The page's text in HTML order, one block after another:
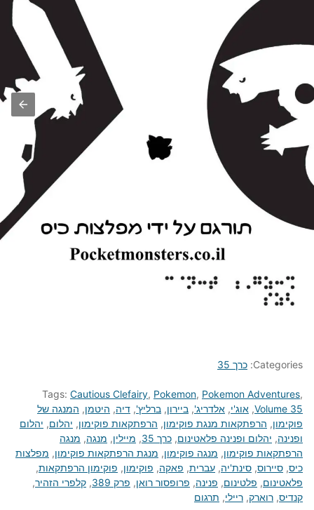
Categories: כרך 35
Tags: Cautious Clefairy, Pokemon, Pokemon Adventures,
Volume 35
, אוג'י, אלדריג', ביירון, ברליץ', דיה, היטמן, המנגה של
פוקימון, הרפתקאות מנגת פוקימון, הרפתקאות פוקימון, יהלום, יהלום
ופנינה, יהלום ופנינה פלאטינום, כרך 35 , מיילין, מנגה, מנגה
הרפתקאות פוקימון, מנגה פוקימון, מנגת הרפתקאות פוקימון, מפלצות
כיס, סיירוס, סינת'יה, עברית, פאקה, פוקימון, פוקימון הרפתקאות,
פלאטינום, פלטינום, פנינה, פרופסור רואן, פרק 389 , קלפרי הזהיר,
קנדיס, רוארק, ריילי, תרגום